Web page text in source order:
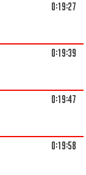
0:19:27
0:19:39
0:19:47
0:19:58